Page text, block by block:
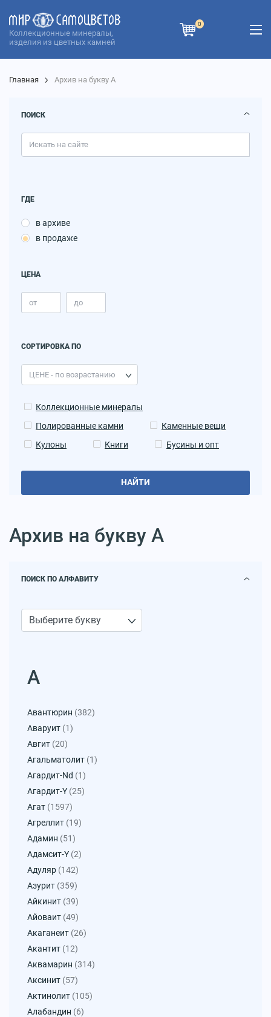
Коллекционные минералы,
изделия из цветных камней
0
Главная Архив на букву А
ПОИСК
ГДЕ
в архиве
в продаже
ЦЕНА
СОРТИРОВКА ПО
Коллекционные минералы
Полированные камни
Каменные вещи
Кулоны
Книги Бусины и опт
НАЙТИ
Архив на букву А
ПОИСК ПО АЛФАВИТУ
А
Авантюрин (382)
Аваруит (1)
Авгит (20)
Агальматолит (1)
Агардит-Nd (1)
Агардит-Y (25)
Агат (1597)
Агреллит (19)
Адамин (51)
Адамсит-Y (2)
Адуляр (142)
Азурит (359)
Айкинит (39)
Айоваит (49)
Акаганеит (26)
Акантит (12)
Аквамарин (314)
Аксинит (57)
Актинолит (105)
Алабандин (6)